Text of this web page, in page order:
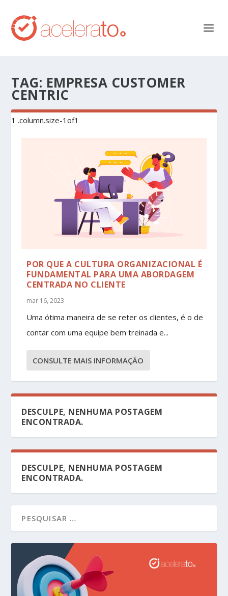
TAG: EMPRESA CUSTOMER
CENTRIC
POR QUE A CULTURA ORGANIZACIONAL É
FUNDAMENTAL PARA UMA ABORDAGEM
CENTRADA NO CLIENTE
mar 16, 2023
Uma ótima maneira de se reter os clientes, é o de
contar com uma equipe bem treinada e...
CONSULTE MAIS INFORMAÇÃO
DESCULPE, NENHUMA POSTAGEM
ENCONTRADA.
DESCULPE, NENHUMA POSTAGEM
ENCONTRADA.